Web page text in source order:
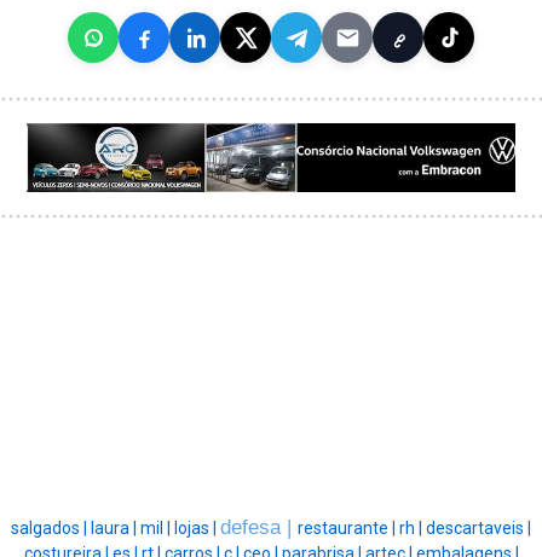
salgados | laura | mil | lojas | defesa | restaurante | rh | descartaveis |
costureira | es | rt | carros | c | ceo | parabrisa | artec | embalagens |